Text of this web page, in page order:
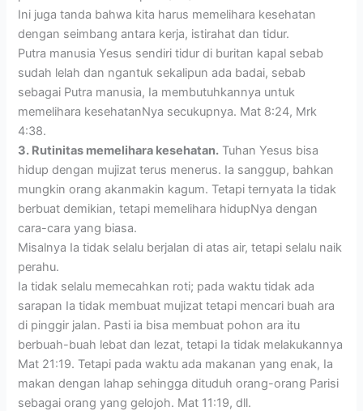
Ini juga tanda bahwa kita harus memelihara kesehatan
dengan seimbang antara kerja, istirahat dan tidur.
Putra manusia Yesus sendiri tidur di buritan kapal sebab
sudah lelah dan ngantuk sekalipun ada badai, sebab
sebagai Putra manusia, Ia membutuhkannya untuk
memelihara kesehatanNya secukupnya. Mat 8:24, Mrk
4:38.
3. Rutinitas memelihara kesehatan. Tuhan Yesus bisa
hidup dengan mujizat terus menerus. Ia sanggup, bahkan
mungkin orang akanmakin kagum. Tetapi ternyata Ia tidak
berbuat demikian, tetapi memelihara hidupNya dengan
cara-cara yang biasa.
Misalnya Ia tidak selalu berjalan di atas air, tetapi selalu naik
perahu.
Ia tidak selalu memecahkan roti; pada waktu tidak ada
sarapan Ia tidak membuat mujizat tetapi mencari buah ara
di pinggir jalan. Pasti ia bisa membuat pohon ara itu
berbuah-buah lebat dan lezat, tetapi Ia tidak melakukannya
Mat 21:19. Tetapi pada waktu ada makanan yang enak, Ia
makan dengan lahap sehingga dituduh orang-orang Parisi
sebagai orang yang gelojoh. Mat 11:19, dll.